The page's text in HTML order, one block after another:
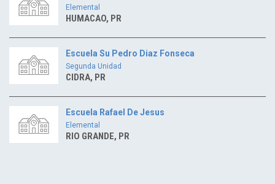
Elemental
HUMACAO, PR
Escuela Su Pedro Diaz Fonseca
Segunda Unidad
CIDRA, PR
Escuela Rafael De Jesus
Elemental
RIO GRANDE, PR